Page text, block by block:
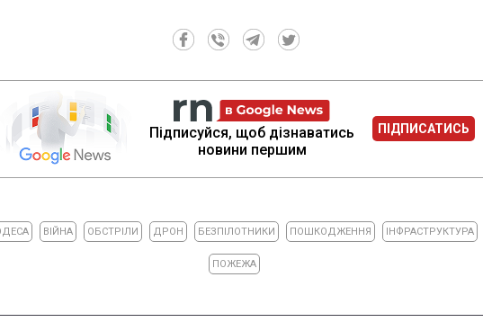
Підписуйся, щоб дізнаватись
новини першим
ПІДПИСАТИСЬ
ВІЙНА ОБСТРІЛИ ДРОН БЕЗПІЛОТНИКИ ПОШКОДЖЕННЯ ІНФРАСТРУКТУРА
ПОЖЕЖА